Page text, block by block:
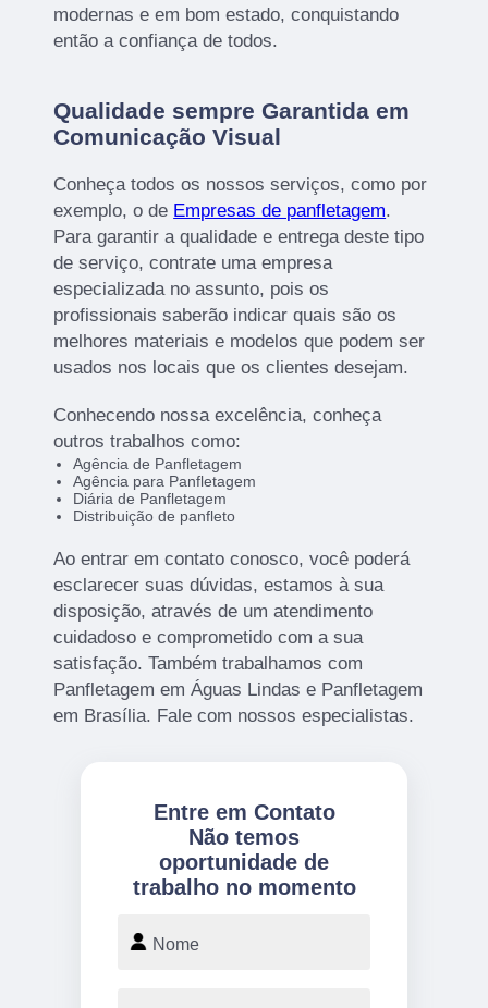
modernas e em bom estado, conquistando
então a confiança de todos.
Qualidade sempre Garantida em
Comunicação Visual
Conheça todos os nossos serviços, como por
exemplo, o de Empresas de panfletagem.
Para garantir a qualidade e entrega deste tipo
de serviço, contrate uma empresa
especializada no assunto, pois os
profissionais saberão indicar quais são os
melhores materiais e modelos que podem ser
usados nos locais que os clientes desejam.
Conhecendo nossa excelência, conheça
outros trabalhos como:
Agência de Panfletagem
Agência para Panfletagem
Diária de Panfletagem
Distribuição de panfleto
Ao entrar em contato conosco, você poderá
esclarecer suas dúvidas, estamos à sua
disposição, através de um atendimento
cuidadoso e comprometido com a sua
satisfação. Também trabalhamos com
Panfletagem em Águas Lindas e Panfletagem
em Brasília. Fale com nossos especialistas.
Entre em Contato
Não temos
oportunidade de
trabalho no momento